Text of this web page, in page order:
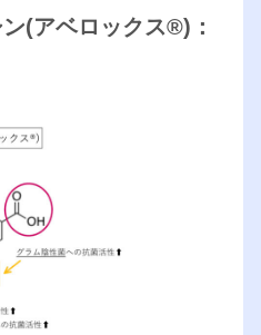
(アベロックス®︎)：